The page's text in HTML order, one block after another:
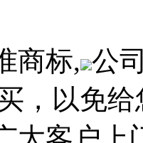
商标, 公
，以免